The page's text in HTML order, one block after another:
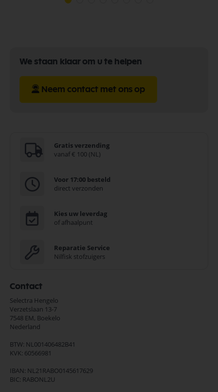
We staan klaar om u te helpen
Neem contact met ons op
Gratis verzending
vanaf € 100 (NL)
Voor 17:00 besteld
direct verzonden
Kies uw leverdag
of afhaalpunt
Reparatie Service
Nilfisk stofzuigers
Contact
Selectra Hengelo
Verzetslaan 13-7
7548 EM, Boekelo
Nederland
BTW: NL001406482B41
KVK: 60566981
IBAN: NL21RABO0145617629
BIC: RABONL2U